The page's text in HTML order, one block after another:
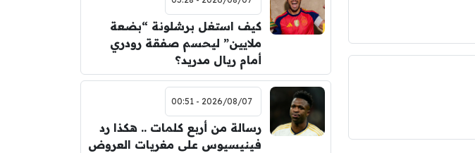
كيف استغل برشلونة “بضعة
ملايين” ليحسم صفقة رودري
أمام ريال مدريد؟
2026/08/07 - 00:51
رسالة من أربع كلمات .. هكذا رد
فينيسيوس على مغريات العروض